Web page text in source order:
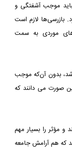
موجب آشفتگی و
بازرسی‌ها لازم است
موردی به سمت
بدون آن‌که موجب
صورت می دانند که
و مؤثر را بسیار مهم
که هم آرامش جامعه